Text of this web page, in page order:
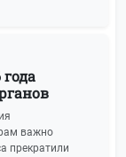
важно
прекратили